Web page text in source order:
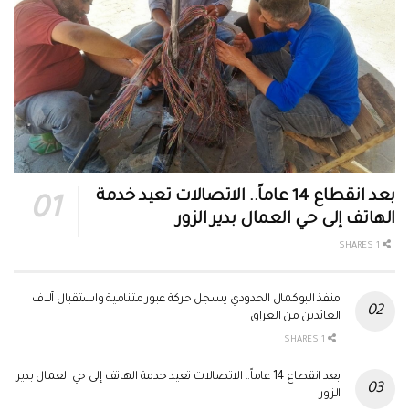
بعد انقطاع 14 عاماً.. الاتصالات تعيد خدمة
الهاتف إلى حي العمال بدير الزور
منفذ البوكمال الحدودي يسجل حركة عبور متنامية واستقبال آلاف
العائدين من العراق
بعد انقطاع 14 عاماً.. الاتصالات تعيد خدمة الهاتف إلى حي العمال بدير
الزور